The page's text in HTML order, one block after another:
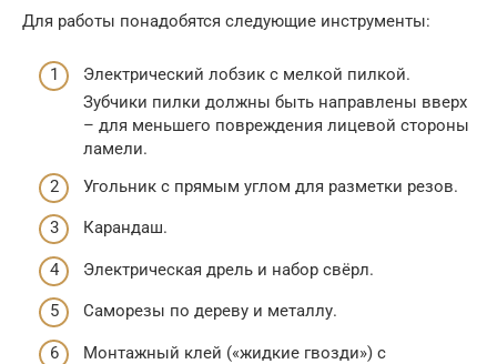
Для работы понадобятся следующие инструменты:
Электрический лобзик с мелкой пилкой.
Зубчики пилки должны быть направлены вверх
– для меньшего повреждения лицевой стороны
ламели.
Угольник с прямым углом для разметки резов.
Карандаш.
Электрическая дрель и набор свёрл.
Саморезы по дереву и металлу.
Монтажный клей («жидкие гвозди») с